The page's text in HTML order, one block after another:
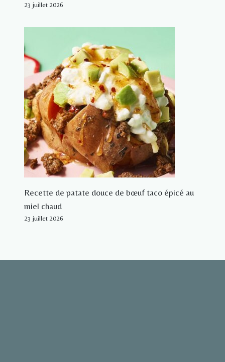
23 juillet 2026
Recette de patate douce de bœuf taco épicé au
miel chaud
23 juillet 2026